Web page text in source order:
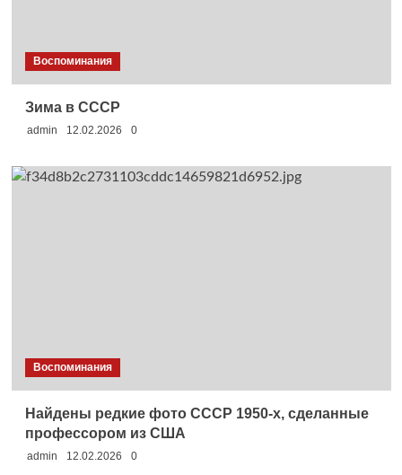
Воспоминания
Зима в СССР
admin 12.02.2026 0
Воспоминания
Найдены редкие фото СССР 1950-х, сделанные
профессором из США
admin 12.02.2026 0